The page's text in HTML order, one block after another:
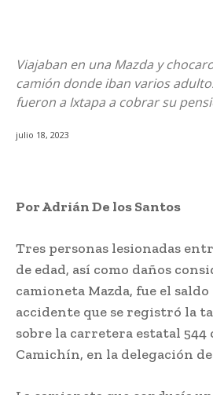
Viajaban en una Mazda y
camión donde iban varios
fueron a Ixtapa a cobrar su
julio 18, 2023
Por Adrián De los Santos
Tres personas lesionadas
de edad, así como daños
camioneta Mazda, fue el
accidente que se registró la
sobre la carretera estatal 544
Camichín, en la delegación